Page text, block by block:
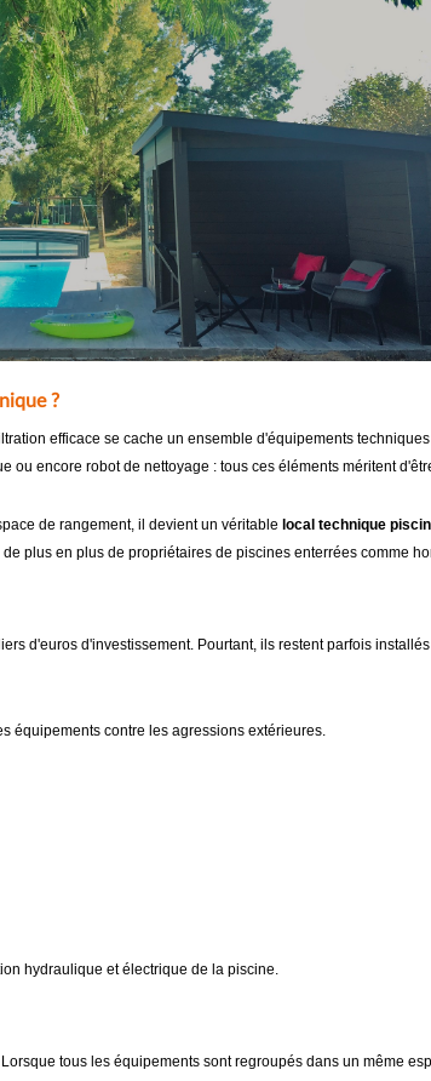
?
efficace se cache un ensemble d'équipements
ou encore robot de nettoyage : tous ces éléments méritent
de rangement, il devient un véritable local technique
plus en plus de propriétaires de piscines enterrées comme
d'euros d'investissement. Pourtant, ils restent parfois
équipements contre les agressions extérieures.
hydraulique et électrique de la piscine.
tous les équipements sont regroupés dans un même